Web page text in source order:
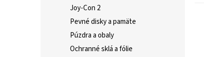
Joy-Con 2
Pevné disky a pamäte
Púzdra a obaly
Ochranné sklá a fólie